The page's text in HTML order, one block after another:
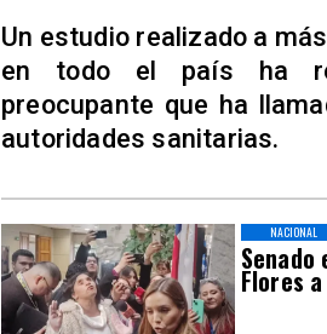
Flores
NACIONAL
Un estudio realizado a
en todo el país ha
preocupante que ha
autoridades sanitarias.